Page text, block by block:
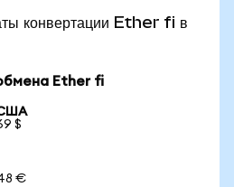
конвертации Ether fi в
Ether fi
$
€